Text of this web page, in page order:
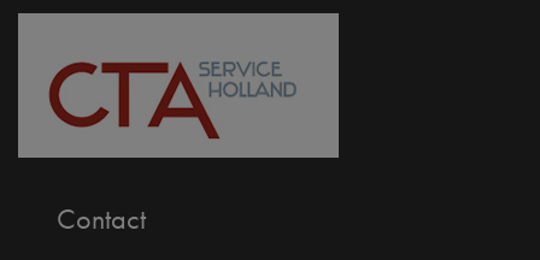
Contact